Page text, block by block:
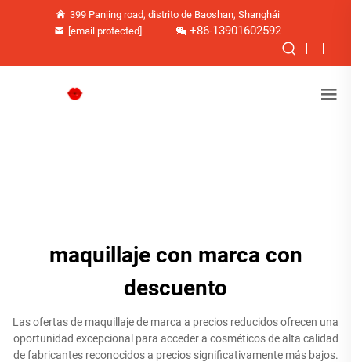
399 Panjing road, distrito de Baoshan, Shanghái
[email protected]
+86-13901602592
maquillaje con marca con
descuento
Las ofertas de maquillaje de marca a precios reducidos ofrecen una
oportunidad excepcional para acceder a cosméticos de alta calidad
de fabricantes reconocidos a precios significativamente más bajos.